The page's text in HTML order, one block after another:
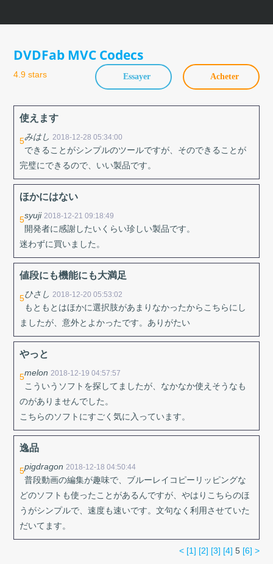
DVDFab MVC Codecs
4.9 stars Essayer Acheter
使えます
5みはし 2018-12-28 05:34:00
できることがシンプルのツールですが、そのできることが
完璧にできるので、いい製品です。
ほかにはない
5syuji 2018-12-21 09:18:49
開発者に感謝したいくらい珍しい製品です。
迷わずに買いました。
値段にも機能にも大満足
5ひさし 2018-12-20 05:53:02
もともとはほかに選択肢があまりなかったからこちらにし
ましたが、意外とよかったです。ありがたい
やっと
5melon 2018-12-19 04:57:57
こういうソフトを探してましたが、なかなか使えそうなも
のがありませんでした。
こちらのソフトにすごく気に入っています。
逸品
5pigdragon 2018-12-18 04:50:44
普段動画の編集が趣味で、ブルーレイコピーリッピングな
どのソフトも使ったことがあるんですが、やはりこちらのほ
うがシンプルで、速度も速いです。文句なく利用させていた
だいてます。
< [1] [2] [3] [4] 5 [6] >